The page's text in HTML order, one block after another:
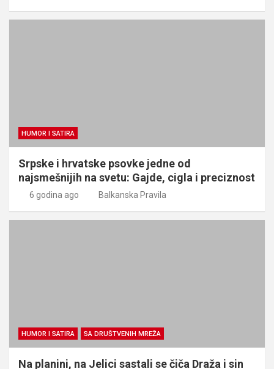
HUMOR I SATIRA
Srpske i hrvatske psovke jedne od
najsmešnijih na svetu: Gajde, cigla i preciznost
6 godina ago Balkanska Pravila
HUMOR I SATIRA SA DRUŠTVENIH MREŽA
Na planini, na Jelici sastali se čiča Draža i sin